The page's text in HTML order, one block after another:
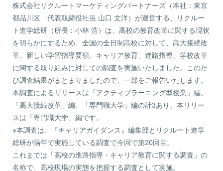
株式会社リクルートマーケティングパートナーズ（本社：東京
都品川区 代表取締役社長 山口 文洋）が運営する、リクルー
ト進学総研（所長：小林 浩）は、高校の教育改革に関する現状
を明らかにするため、全国の全日制高校に対して、高大接続改
革、新しい学習指導要領、キャリア教育、進路指導、学校改革
に関する取り組みに対しての調査を実施いたしました。このた
び調査結果がまとまりましたので、一部をご報告いたします。
本調査によるリリースは「アクティブラーニング型授業」編、
「高大接続改革」編、「専門職大学」編の計3あり、本リリー
スは「専門職大学」編です。
※本調査は、『キャリアガイダンス』編集部とリクルート進学
総研が隔年で実施している調査で今回で第20回目。
これまでは「高校の進路指導・キャリア教育に関する調査」の
名称で、高校現場の実態を把握する調査として実施。